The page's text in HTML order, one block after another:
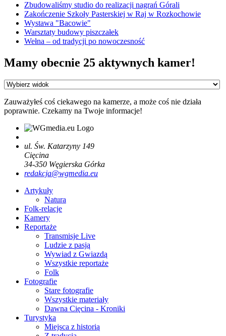
Zbudowaliśmy studio do realizacji nagrań Górali
Zakończenie Szkoły Pasterskiej w Raj w Rozkochowie
Wystawa "Bacowie"
Warsztaty budowy piszczałek
Wełna – od tradycji po nowoczesność
Mamy obecnie 25 aktywnych kamer!
Zauważyłeś coś ciekawego na kamerze, a może coś nie działa
poprawnie. Czekamy na Twoje informacje!
ul. Św. Katarzyny 149
Cięcina
34-350 Węgierska Górka
redakcja@wgmedia.eu
Artykuły
Natura
Folk-relacje
Kamery
Reportaże
Transmisje Live
Ludzie z pasją
Wywiad z Gwiazdą
Wszystkie reportaże
Folk
Fotografie
Stare fotografie
Wszystkie materiały
Dawna Cięcina - Kroniki
Turystyka
Miejsca z historią